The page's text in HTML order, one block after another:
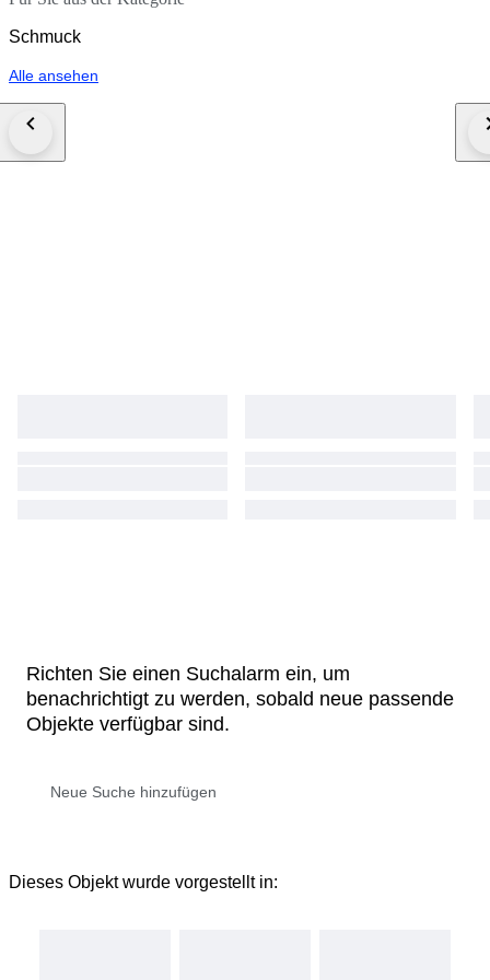
Schmuck
Alle ansehen
Richten Sie einen Suchalarm ein, um
benachrichtigt zu werden, sobald neue passende
Objekte verfügbar sind.
Dieses Objekt wurde vorgestellt in: